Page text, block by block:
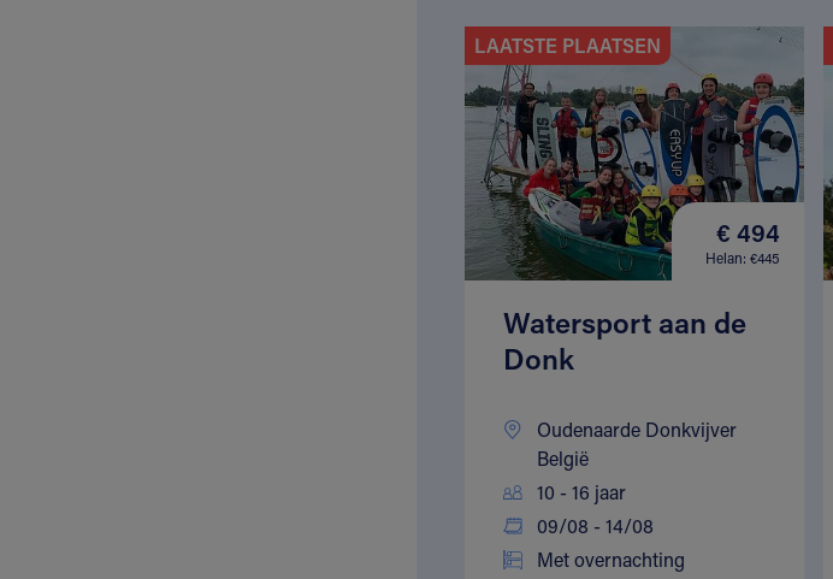
LAATSTE PLAATSEN
€ 494
Helan: €445
Watersport aan de
Donk
Oudenaarde Donkvijver
België
10 - 16 jaar
09/08 - 14/08
Met overnachting